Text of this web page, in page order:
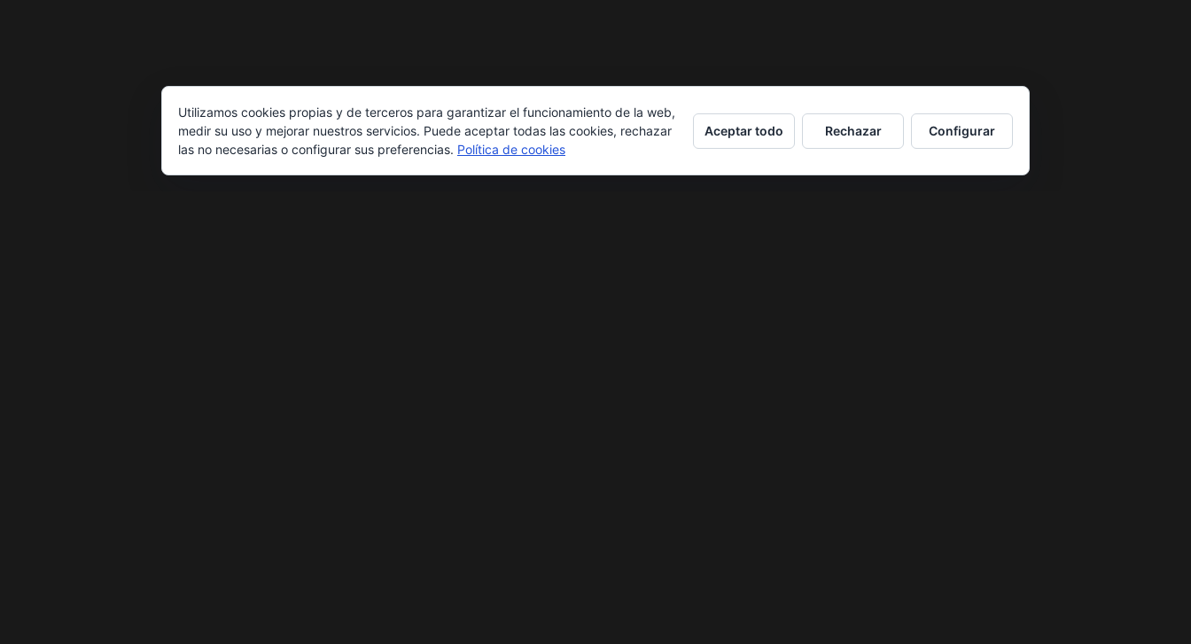
Utilizamos cookies propias y de terceros para garantizar el funcionamiento de la web,
medir su uso y mejorar nuestros servicios. Puede aceptar todas las cookies, rechazar
las no necesarias o configurar sus preferencias. Política de cookies
Aceptar todo Rechazar Configurar